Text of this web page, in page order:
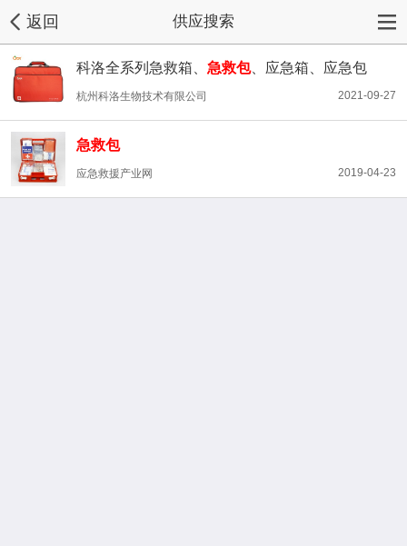
返回 供应搜索
科洛全系列急救箱、 急救包、应急箱、应急包
2021-09-27
杭州科洛生物技术有限公司
急救包
2019-04-23
应急救援产业网